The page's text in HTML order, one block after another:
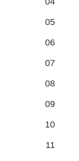
05
06
07
08
09
10
11